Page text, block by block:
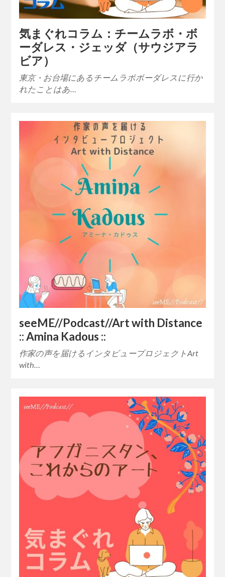
気まぐれコラム：チームラボ・ボ
ーダレス・ジェッダ（サウジアラ
ビア）
東京・お台場にあるチームラボボーダレスに行か
れたことはあ…
seeME//Podcast//Art with Distance
:: Amina Kadous ::
作家の声を届けるインタビュープロジェクトArt
with…